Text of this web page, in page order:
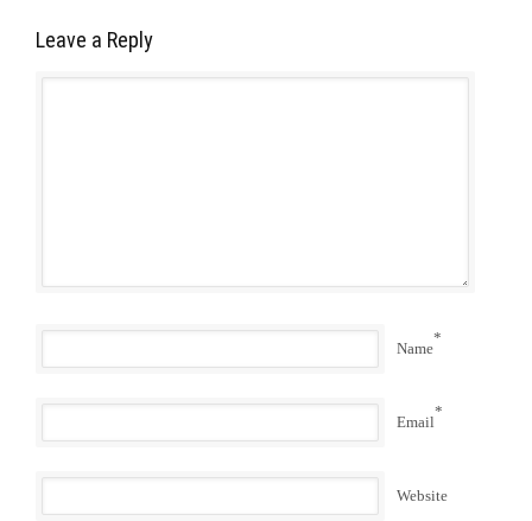
Leave a Reply
Name
*
Email
*
Website